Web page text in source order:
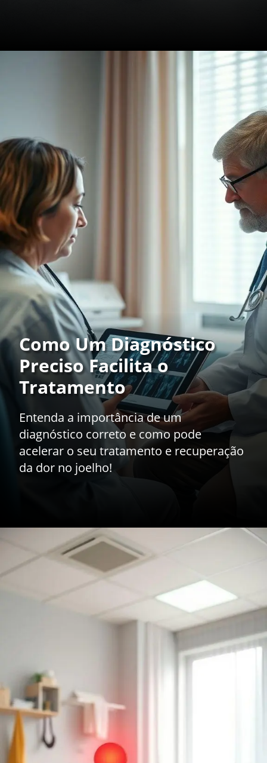
https://drdaviddelgiglio.com.br/sentindo-dor-no-joelho-ao-dobrar-entenda-as-possiveis-causas/
Como Um Diagnóstico
Preciso Facilita o
Tratamento
Entenda a importância de um
diagnóstico correto e como pode
acelerar o seu tratamento e recuperação
da dor no joelho!
Opening